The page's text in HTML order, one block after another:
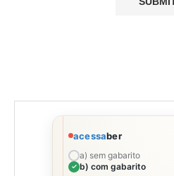
acessaber
a) sem gabarito
b) com gabarito